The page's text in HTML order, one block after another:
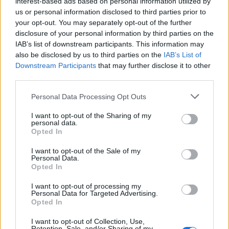
us or personal information disclosed to third parties prior to
your opt-out. You may separately opt-out of the further
disclosure of your personal information by third parties on the
IAB’s list of downstream participants. This information may
also be disclosed by us to third parties on the IAB’s List of
Downstream Participants that may further disclose it to other
Personal Data Processing Opt Outs
I want to opt-out of the Sharing of my
personal data.
Opted In
I want to opt-out of the Sale of my
Personal Data.
Opted In
I want to opt-out of processing my
Personal Data for Targeted Advertising.
Opted In
I want to opt-out of Collection, Use,
επίθεση σε μία περίπτωση από ομάδα
μεταναστών που αντιστέκονταν στη
σύλληψή τους, οι αξιωματικοί
αναγκάστηκαν να υποχωρήσουν και οι
παράνομοι μετανάστες διέφυγαν πίσω
Πύραυλος προσέκρουσε στη
Σελήνη: Τι κρύβει η «σιγή
Ο δεύτερος βαθμός του πυραύλου Falcon
GMT, αφήνοντας πίσω του κρατήρα 18
μέτρων - η οπτική επιβεβαίωση
Παναθηναϊκός – ΤΣΣΚΑ 1948:
των πυροσβεστών που έχασαν
τη ζωή τους
Οι «πράσινοι« θα τιμήσουν όσους έπεσαν
εν ώρα καθήκοντος